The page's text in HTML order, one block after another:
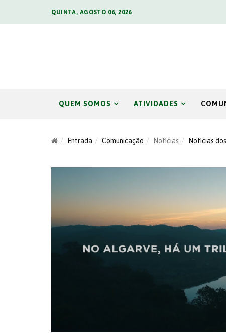
QUINTA, AGOSTO 06, 2026
QUEM SOMOS ATIVIDADES
Entrada Comunicação Notícias Notícias